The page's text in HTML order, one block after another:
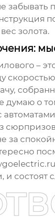
золота.
–
думаю о
за
и состоят